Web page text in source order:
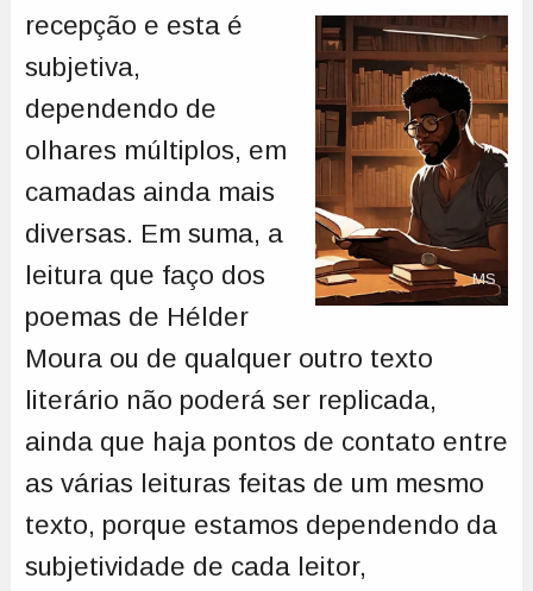
MS
recepção e esta é
subjetiva,
dependendo de
olhares múltiplos, em
camadas ainda mais
diversas. Em suma, a
leitura que faço dos
poemas de Hélder
Moura ou de qualquer outro texto
literário não poderá ser replicada,
ainda que haja pontos de contato entre
as várias leituras feitas de um mesmo
texto, porque estamos dependendo da
subjetividade de cada leitor,